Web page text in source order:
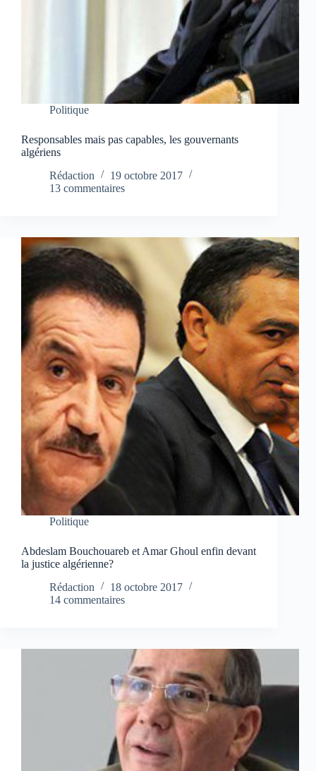
Politique
Responsables mais pas capables, les gouvernants
algériens
Rédaction
19 octobre 2017
13 commentaires
Politique
Abdeslam Bouchouareb et Amar Ghoul enfin devant
la justice algérienne?
Rédaction
18 octobre 2017
14 commentaires